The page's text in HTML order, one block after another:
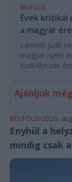
BELFÖLD
Évek
a magyar
Lannert Judit
magyar nyelv
szabályozás
Ajánljuk még
BELFÖLD 2026.
Enyhül a
mindig csak